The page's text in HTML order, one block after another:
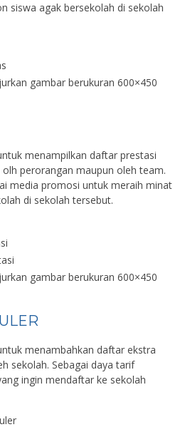
siswa agak bersekolah di sekolah
gambar berukuran 600×450
menampilkan daftar prestasi
perorangan maupun oleh team.
media promosi untuk meraih minat
di sekolah tersebut.
gambar berukuran 600×450
menambahkan daftar ekstra
sekolah. Sebagai daya tarif
ingin mendaftar ke sekolah